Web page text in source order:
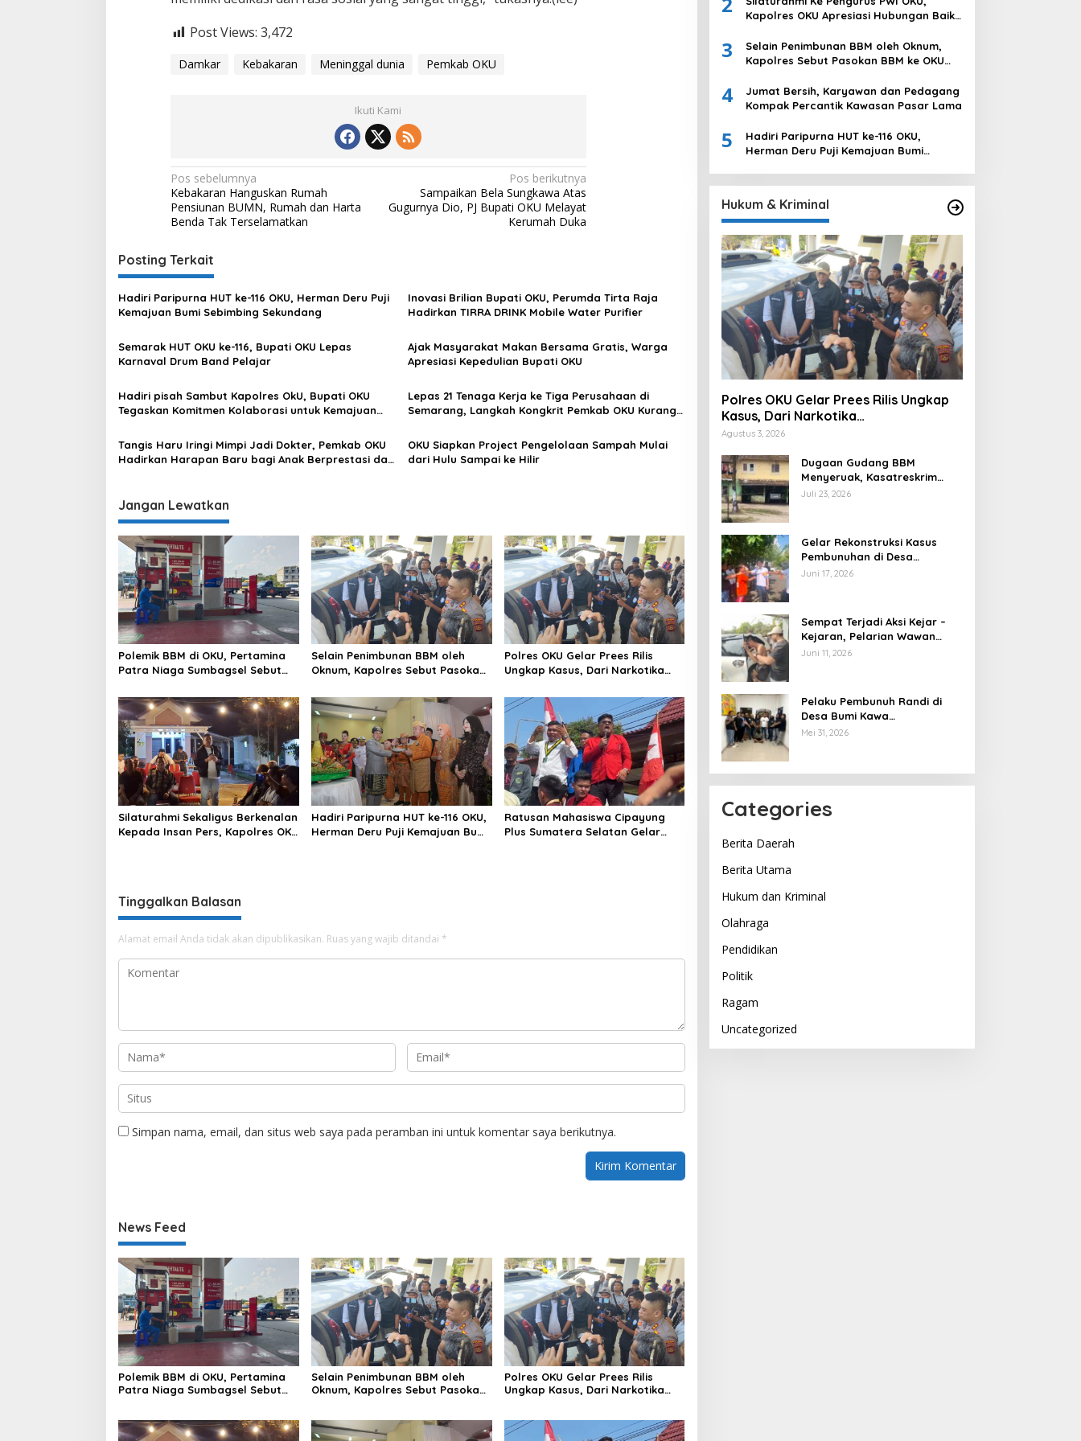
Post Views: 3,472
Damkar Kebakaran Meninggal dunia Pemkab OKU
Ikuti Kami
Navigasi
pos
Pos sebelumnya
Kebakaran Hanguskan Rumah
Pensiunan BUMN, Rumah dan Harta
Benda Tak Terselamatkan
Pos berikutnya
Sampaikan Bela Sungkawa Atas
Gugurnya Dio, PJ Bupati OKU Melayat
Kerumah Duka
Posting Terkait
Hadiri Paripurna HUT ke-116 OKU, Herman Deru Puji
Kemajuan Bumi Sebimbing Sekundang
Inovasi Brilian Bupati OKU, Perumda Tirta Raja
Hadirkan TIRRA DRINK Mobile Water Purifier
Semarak HUT OKU ke-116, Bupati OKU Lepas
Karnaval Drum Band Pelajar
Ajak Masyarakat Makan Bersama Gratis, Warga
Apresiasi Kepedulian Bupati OKU
Hadiri pisah Sambut Kapolres OkU, Bupati OKU
Tegaskan Komitmen Kolaborasi untuk Kemajuan
Lepas 21 Tenaga Kerja ke Tiga Perusahaan di
Semarang, Langkah Kongkrit Pemkab OKU Kurangi
Tangis Haru Iringi Mimpi Jadi Dokter, Pemkab OKU
Hadirkan Harapan Baru bagi Anak Berprestasi dari
OKU Siapkan Project Pengelolaan Sampah Mulai
dari Hulu Sampai ke Hilir
Jangan Lewatkan
Polemik BBM di OKU, Pertamina
Patra Niaga Sumbagsel Sebut
BBM Subsidi dan Perkuat
Pengawasan di Kabupaten Ogan
Komering Ulu
Selain Penimbunan BBM oleh
Oknum, Kapolres Sebut Pasokan
Patra Niaga Bungkam
Polres OKU Gelar Prees Rilis
Ungkap Kasus, Dari Narkotika
Kasus Korupsi
Silaturahmi Sekaligus Berkenalan
Kepada Insan Pers, Kapolres OKU
Hadiri Paripurna HUT ke-116 OKU,
Herman Deru Puji Kemajuan Bumi
Ratusan Mahasiswa Cipayung
Plus Sumatera Selatan Gelar
Tinggalkan Balasan
Alamat email Anda tidak akan dipublikasikan. Ruas yang wajib ditandai *
Simpan nama, email, dan situs web saya pada peramban ini untuk komentar saya berikutnya.
News Feed
Polemik BBM di OKU, Pertamina
Patra Niaga Sumbagsel Sebut
Pengawasan di Kabupaten Ogan
Selain Penimbunan BBM oleh
Oknum, Kapolres Sebut Pasokan
Polres OKU Gelar Prees Rilis
Ungkap Kasus, Dari Narkotika
Ogan Komering Ulu
Kapolres OKU Apresiasi Hubungan Baik
3
Selain Penimbunan BBM oleh Oknum,
Kapolres Sebut Pasokan BBM ke OKU
Bungkam
4
Jumat Bersih, Karyawan dan Pedagang
Kompak Percantik Kawasan Pasar Lama
5
Hadiri Paripurna HUT ke-116 OKU,
Herman Deru Puji Kemajuan Bumi
Hukum & Kriminal
Polres OKU Gelar Prees Rilis Ungkap
Kasus, Dari Narkotika
Penyalahgunaan BBM Hingga Kasus
Agustus 3, 2026
Dugaan Gudang BBM
Menyeruak, Kasatreskrim
Polres OKU : Betul Sudah Kita
Juli 23, 2026
Gelar Rekonstruksi Kasus
Pembunuhan di Desa
Mendingin, Desi Peragakan 18
Juni 17, 2026
Sempat Terjadi Aksi Kejar –
Kejaran, Pelarian Wawan
Berakhir di Tangan Tim
Juni 11, 2026
Pelaku Pembunuh Randi di
Desa Bumi Kawa
Menyerahkan Diri, Terkuak
Mei 31, 2026
Categories
Berita Daerah
Berita Utama
Hukum dan Kriminal
Olahraga
Pendidikan
Politik
Ragam
Uncategorized